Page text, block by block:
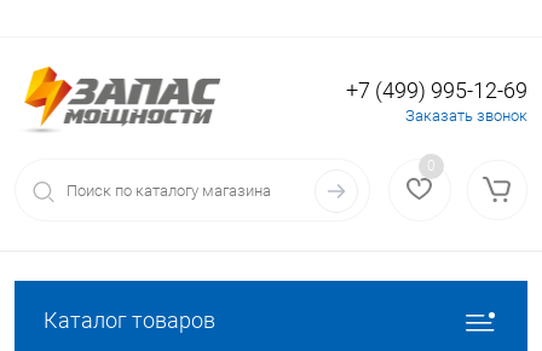
Вход Регистрация
+7 (499) 995-12-69
Заказать звонок
0
Каталог товаров